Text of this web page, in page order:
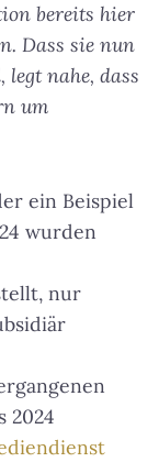
bereits hier
Dass sie nun
legt nahe, dass
um
ein Beispiel
wurden
nur
2024